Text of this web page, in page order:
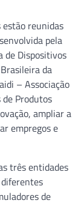
estão reunidas
pela
de Dispositivos
da
– Associação
Produtos
ampliar a
empregos e
três entidades
diferentes
de